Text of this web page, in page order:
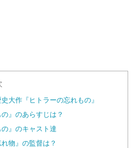
大作『ヒトラーの忘れもの』
』のあらすじは？
の』のキャスト達
物』の監督は？